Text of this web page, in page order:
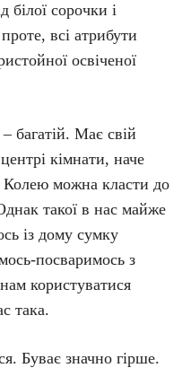
білої сорочки і
всі атрибути
освіченої
багатій. Має свій
кімнати, наче
Колею можна класти до
такої в нас майже
із дому сумку
посваримось з
користуватися
така.
Буває значно гірше.